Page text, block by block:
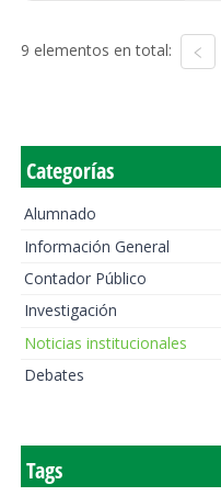
9 elementos en total:
Categorías
Alumnado
Información General
Contador Público
Investigación
Noticias institucionales
Debates
Tags